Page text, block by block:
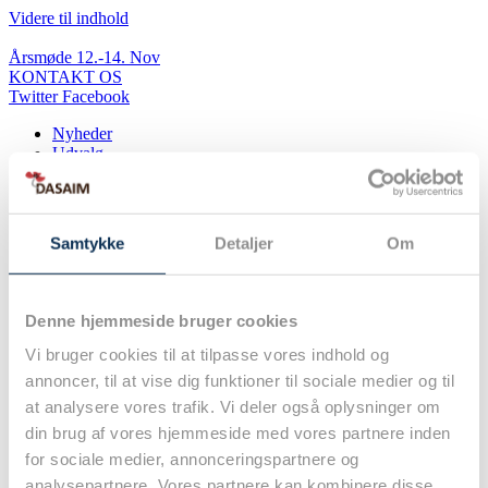
Samtykke Detaljer Om
Denne hjemmeside bruger cookies
Vi bruger cookies til at tilpasse vores indhold og
annoncer, til at vise dig funktioner til sociale medier og til
at analysere vores trafik. Vi deler også oplysninger om
din brug af vores hjemmeside med vores partnere inden
for sociale medier, annonceringspartnere og
Videre til indhold
Årsmøde 12.-14. Nov
KONTAKT OS
Twitter Facebook
Nyheder
Udvalg
Uddannelse
Vejledninger
Bestyrelse
– DASAIM’s bestyrelse
– DASAIM’s generalforsamling
– Tidligere Generalforsamlinger
– Vedtægter
Årsmøder
– DASAIM’s årsmøder
– Tidligere årsmøder
– Myter og fakta om årsmødet
– Information til moderatorer